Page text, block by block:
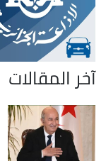
آخر المقالات